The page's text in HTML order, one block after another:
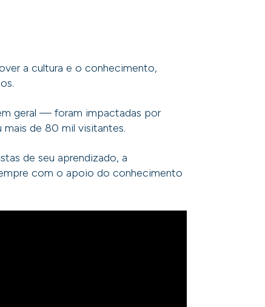
a cultura e o conhecimento,
geral — foram impactadas por
mais de 80 mil visitantes.
de seu aprendizado, a
com o apoio do conhecimento